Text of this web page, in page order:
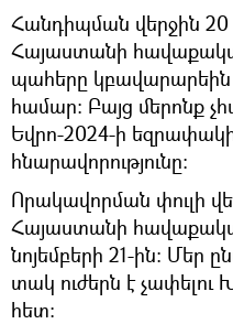
Հանդիպման վերջին 20
Հայաստանի
պահերը
համար։ Բայց մերոնք
Եվրո-2024-ի
հնարավորությունը։
Որակավորման փուլի
Հայաստանի
նոյեմբերի 21-ին։ Մեր
տակ ուժերն է
հետ։